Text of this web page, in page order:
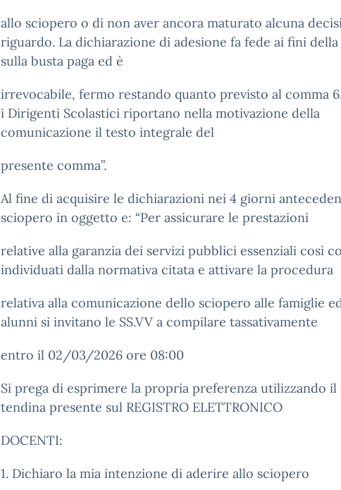
allo sciopero o di non aver ancora maturato alcuna
riguardo. La dichiarazione di adesione fa fede ai fini
sulla busta paga ed è
irrevocabile, fermo restando quanto previsto al comma
i Dirigenti Scolastici riportano nella motivazione della
comunicazione il testo integrale del
presente comma”.
Al fine di acquisire le dichiarazioni nei 4 giorni
sciopero in oggetto e: “Per assicurare le prestazioni
relative alla garanzia dei servizi pubblici essenziali così
individuati dalla normativa citata e attivare la procedura
relativa alla comunicazione dello sciopero alle famiglie
alunni si invitano le SS.VV a compilare tassativamente
entro il 02/03/2026 ore 08:00
Si prega di esprimere la propria preferenza utilizzando il
tendina presente sul REGISTRO ELETTRONICO
DOCENTI:
1. Dichiaro la mia intenzione di aderire allo sciopero